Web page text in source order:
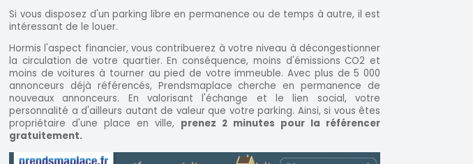
Si vous disposez d'un parking libre en permanence ou de temps à autre, il est
intéressant de le louer.
Hormis l'aspect financier, vous contribuerez à votre niveau à décongestionner
la circulation de votre quartier. En conséquence, moins d'émissions CO2 et
moins de voitures à tourner au pied de votre immeuble. Avec plus de 5 000
annonceurs déjà référencés, Prendsmaplace cherche en permanence de
nouveaux annonceurs. En valorisant l'échange et le lien social, votre
personnalité a d'ailleurs autant de valeur que votre parking. Ainsi, si vous êtes
propriétaire d'une place en ville, prenez 2 minutes pour la référencer
gratuitement.